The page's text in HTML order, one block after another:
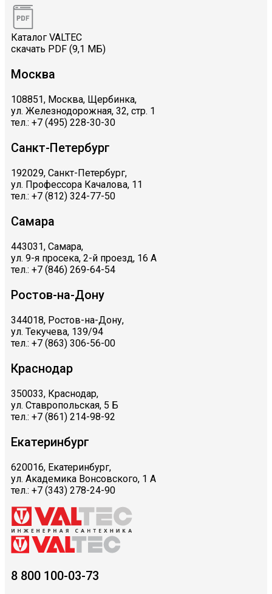
Каталог VALTEC
скачать PDF (9,1 МБ)
Москва
108851, Москва, Щербинка,
ул. Железнодорожная, 32, стр. 1
тел.: +7 (495) 228-30-30
Санкт-Петербург
192029, Санкт-Петербург,
ул. Профессора Качалова, 11
тел.: +7 (812) 324-77-50
Самара
443031, Самара,
ул. 9-я просека, 2-й проезд, 16 А
тел.: +7 (846) 269-64-54
Ростов-на-Дону
344018, Ростов-на-Дону,
ул. Текучева, 139/94
тел.: +7 (863) 306-56-00
Краснодар
350033, Краснодар,
ул. Ставропольская, 5 Б
тел.: +7 (861) 214-98-92
Екатеринбург
620016, Екатеринбург,
ул. Академика Вонсовского, 1 А
тел.: +7 (343) 278-24-90
8 800 100-03-73